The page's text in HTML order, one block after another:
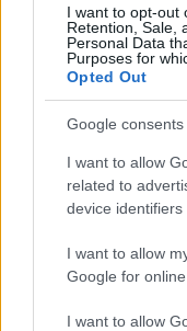
I want to opt-out
Retention, Sale,
Personal Data
Purposes for
Opted Out
Google consents
I want to allow
related to
device identifiers
I want to allow
Google for
I want to allow
legfontosabb
és a Reels videók
hogyan tervezzük